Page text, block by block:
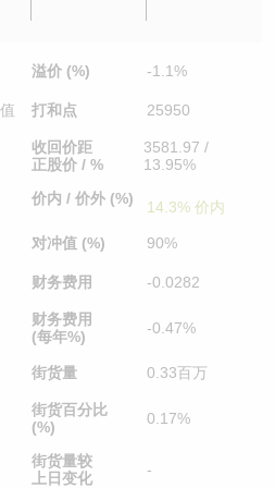
溢价 (%) -1.1%
打和点 25950
收回价距
正股价 / %
3581.97 /
13.95%
价内 / 价外 (%)
14.3% 价内
对冲值 (%) 90%
财务费用 -0.0282
财务费用
(每年%)
-0.47%
街货量 0.33百万
街货百分比
(%)
0.17%
街货量较
上日变化
-